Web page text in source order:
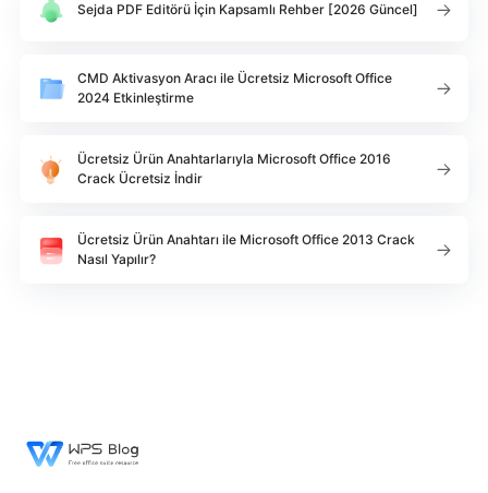
Sejda PDF Editörü İçin Kapsamlı Rehber [2026 Güncel]
CMD Aktivasyon Aracı ile Ücretsiz Microsoft Office
2024 Etkinleştirme
Ücretsiz Ürün Anahtarlarıyla Microsoft Office 2016
Crack Ücretsiz İndir
Ücretsiz Ürün Anahtarı ile Microsoft Office 2013 Crack
Nasıl Yapılır?